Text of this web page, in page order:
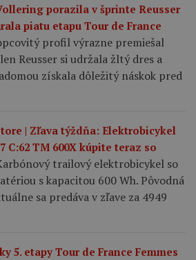
porazila v šprinte Reusser
piatu etapu Tour de France
profil výrazne premiešal
Reusser si udržala žltý dres a
získala dôležitý náskok pred
| Zľava týždňa: Elektrobicykel
C:62 TM 600X kúpite teraz so
trailový elektrobicykel so
s kapacitou 600 Wh. Pôvodná
sa predáva v zľave za 4949
5. etapy Tour de France Femmes